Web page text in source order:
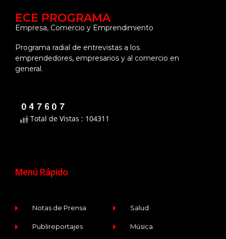
ECE PROGRAMA
Empresa, Comercio y Emprendimiento
Programa radial de entrevistas a los
emprendedores, empresarios y al comercio en
general.
Total de Vistas : 104311
Menú Rápido
Notas de Prensa
Publireportajes
Salud
Música